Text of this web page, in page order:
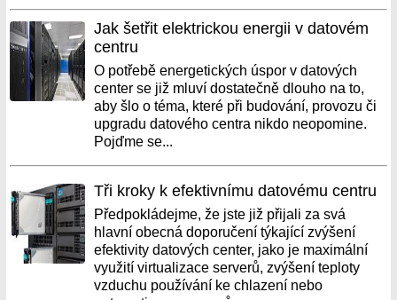
Jak šetřit elektrickou energii v datovém
centru
O potřebě energetických úspor v datových
center se již mluví dostatečně dlouho na to,
aby šlo o téma, které při budování, provozu či
upgradu datového centra nikdo neopomine.
Pojďme se...
Tři kroky k efektivnímu datovému centru
Předpokládejme, že jste již přijali za svá
hlavní obecná doporučení týkající zvýšení
efektivity datových center, jako je maximální
využití virtualizace serverů, zvýšení teploty
vzduchu používání ke chlazení nebo